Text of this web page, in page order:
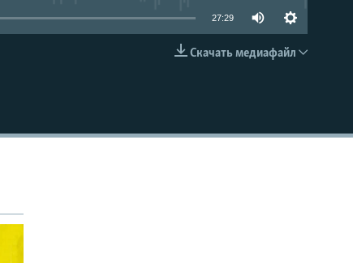
EMBED
27:29
Скачать медиафайл